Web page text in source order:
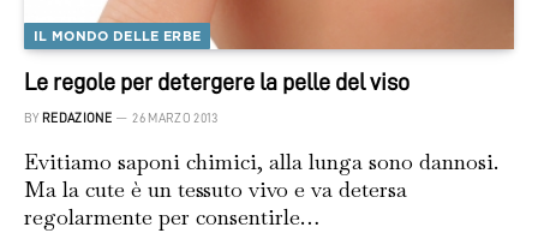
IL MONDO DELLE ERBE
Le regole per detergere la pelle del viso
BY REDAZIONE 26 MARZO 2013
Evitiamo saponi chimici, alla lunga sono dannosi.
Ma la cute è un tessuto vivo e va detersa
regolarmente per consentirle…